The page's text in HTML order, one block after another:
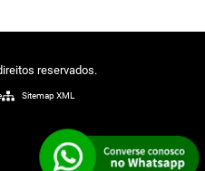
reservados.
Sitemap XML